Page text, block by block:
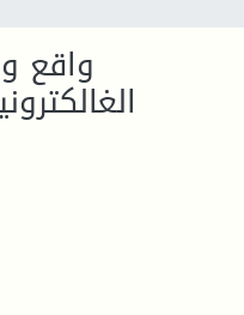
واقع